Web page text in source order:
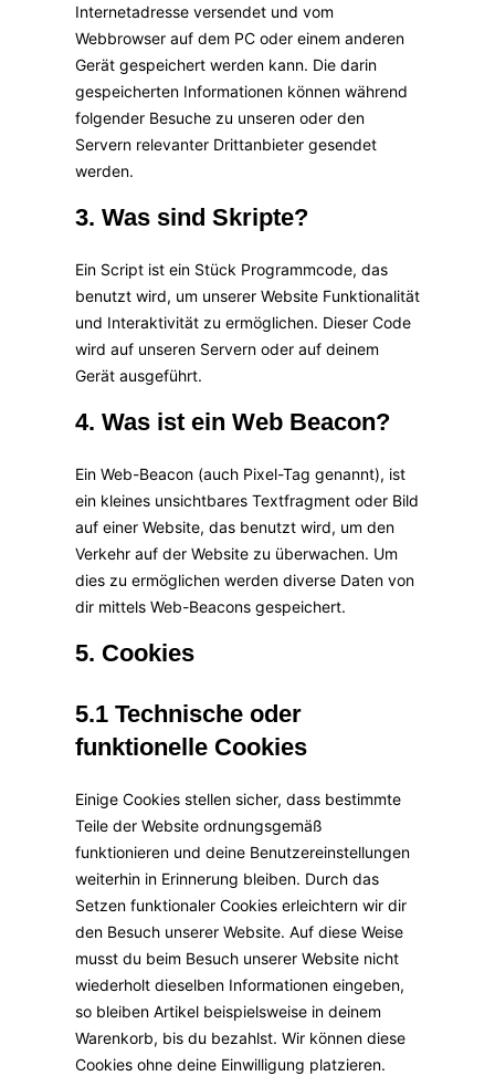
Internetadresse versendet und vom
Webbrowser auf dem PC oder einem anderen
Gerät gespeichert werden kann. Die darin
gespeicherten Informationen können während
folgender Besuche zu unseren oder den
Servern relevanter Drittanbieter gesendet
werden.
3. Was sind Skripte?
Ein Script ist ein Stück Programmcode, das
benutzt wird, um unserer Website Funktionalität
und Interaktivität zu ermöglichen. Dieser Code
wird auf unseren Servern oder auf deinem
Gerät ausgeführt.
4. Was ist ein Web Beacon?
Ein Web-Beacon (auch Pixel-Tag genannt), ist
ein kleines unsichtbares Textfragment oder Bild
auf einer Website, das benutzt wird, um den
Verkehr auf der Website zu überwachen. Um
dies zu ermöglichen werden diverse Daten von
dir mittels Web-Beacons gespeichert.
5. Cookies
5.1 Technische oder
funktionelle Cookies
Einige Cookies stellen sicher, dass bestimmte
Teile der Website ordnungsgemäß
funktionieren und deine Benutzereinstellungen
weiterhin in Erinnerung bleiben. Durch das
Setzen funktionaler Cookies erleichtern wir dir
den Besuch unserer Website. Auf diese Weise
musst du beim Besuch unserer Website nicht
wiederholt dieselben Informationen eingeben,
so bleiben Artikel beispielsweise in deinem
Warenkorb, bis du bezahlst. Wir können diese
Cookies ohne deine Einwilligung platzieren.